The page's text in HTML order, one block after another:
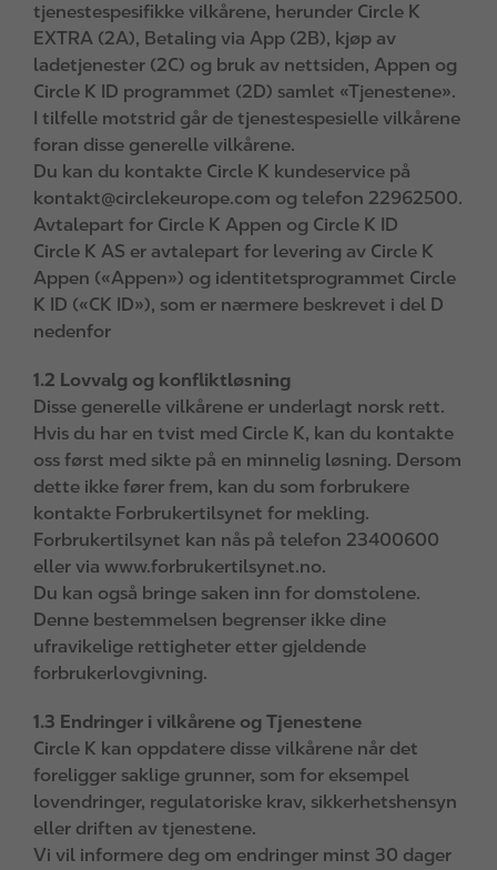
tjenestespesifikke vilkårene, herunder Circle K
EXTRA (2A), Betaling via App (2B), kjøp av
ladetjenester (2C) og bruk av nettsiden, Appen og
Circle K ID programmet (2D) samlet «Tjenestene».
I tilfelle motstrid går de tjenestespesielle vilkårene
foran disse generelle vilkårene.
Du kan du kontakte Circle K kundeservice på
kontakt@circlekeurope.com og telefon 22962500.
Avtalepart for Circle K Appen og Circle K ID
Circle K AS er avtalepart for levering av Circle K
Appen («Appen») og identitetsprogrammet Circle
K ID («CK ID»), som er nærmere beskrevet i del D
nedenfor
1.2 Lovvalg og konfliktløsning
Disse generelle vilkårene er underlagt norsk rett.
Hvis du har en tvist med Circle K, kan du kontakte
oss først med sikte på en minnelig løsning. Dersom
dette ikke fører frem, kan du som forbrukere
kontakte Forbrukertilsynet for mekling.
Forbrukertilsynet kan nås på telefon 23400600
eller via www.forbrukertilsynet.no.
Du kan også bringe saken inn for domstolene.
Denne bestemmelsen begrenser ikke dine
ufravikelige rettigheter etter gjeldende
forbrukerlovgivning.
1.3 Endringer i vilkårene og Tjenestene
Circle K kan oppdatere disse vilkårene når det
foreligger saklige grunner, som for eksempel
lovendringer, regulatoriske krav, sikkerhetshensyn
eller driften av tjenestene.
Vi vil informere deg om endringer minst 30 dager